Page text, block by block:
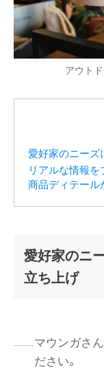
アウト
愛好家のニーズ
リアルな情報を
商品ディテール
愛好家のニ
立ち上げ
マウンガさ
ださい。